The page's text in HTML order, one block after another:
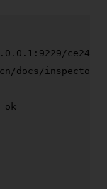
docs/inspector
ok